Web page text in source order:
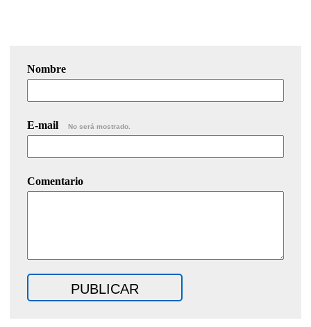
Nombre
E-mail No será mostrado.
Comentario